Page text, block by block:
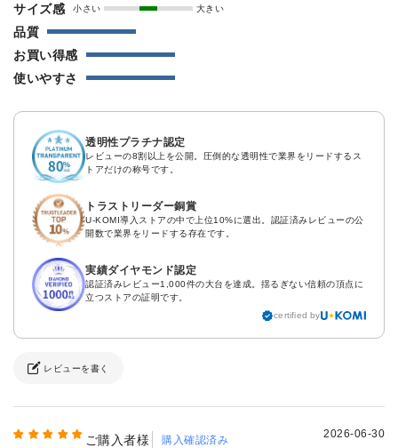
サイズ感 小さい 大きい
品質
お買い得感
使いやすさ
透明性プラチナ認定
レビューの8割以上を公開。圧倒的な透明性で業界をリードするス
トアだけの称号です。
トラストリーダー銅賞
U-KOMI導入ストアの中で上位10%に選出。認証済みレビューの公
開数で業界をリードする存在です。
実績ダイヤモンド認定
認証済みレビュー1,000件の大台を達成。揺るぎない信頼の頂点に
立つストアの証明です。
certified by
レビューを書く
ご購入者様 購入確認済み 2026-06-30